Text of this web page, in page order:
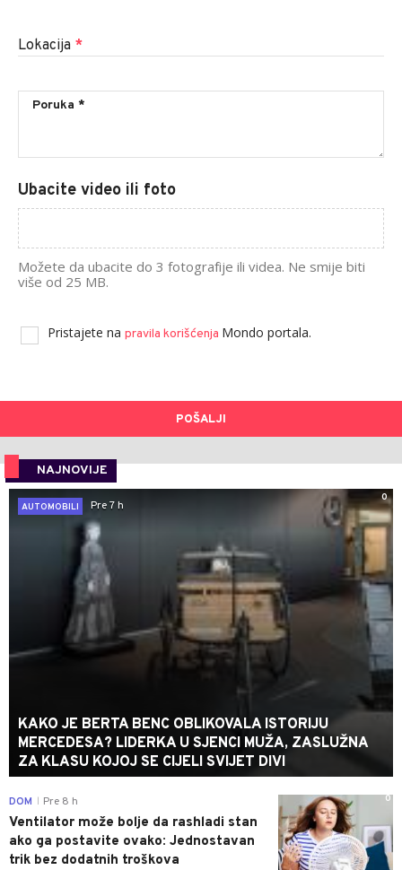
Lokacija *
Ubacite video ili foto
Možete da ubacite do 3 fotografije ili videa. Ne smije biti
više od 25 MB.
Pristajete na pravila korišćenja Mondo portala.
POŠALJI
NAJNOVIJE
0
AUTOMOBILI
Pre 7 h
KAKO JE BERTA BENC OBLIKOVALA ISTORIJU
MERCEDESA? LIDERKA U SJENCI MUŽA, ZASLUŽNA
ZA KLASU KOJOJ SE CIJELI SVIJET DIVI
0
DOM Pre 8 h
Ventilator može bolje da rashladi stan
ako ga postavite ovako: Jednostavan
trik bez dodatnih troškova